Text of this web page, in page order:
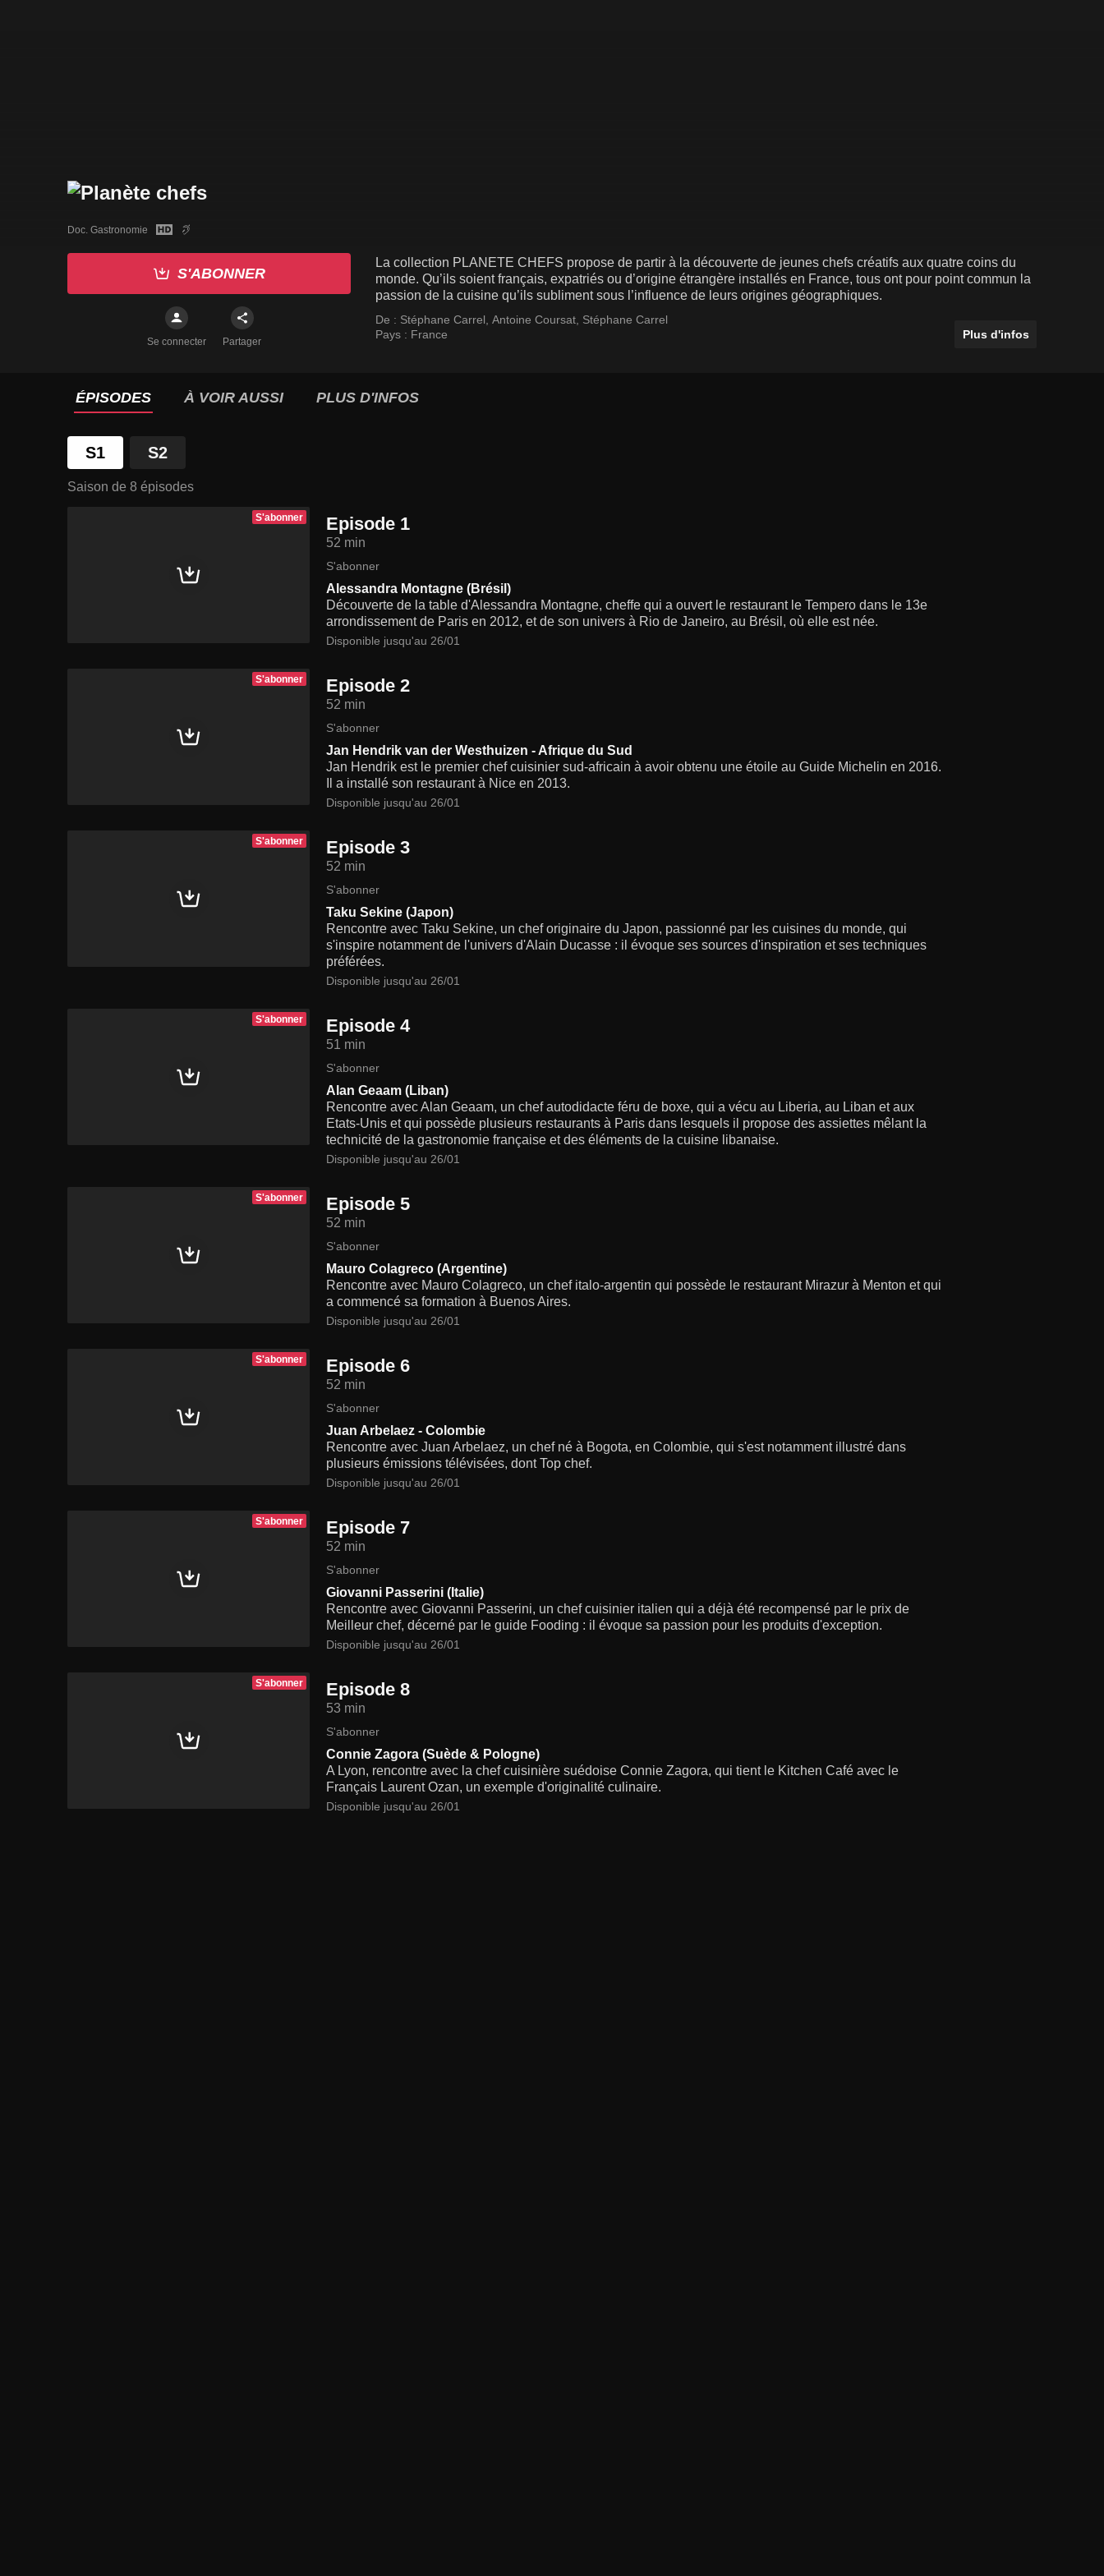
Doc. Gastronomie
S'ABONNER
Se connecter Partager
La collection PLANETE CHEFS propose de partir à la découverte de jeunes chefs créatifs aux quatre coins du
monde. Qu’ils soient français, expatriés ou d’origine étrangère installés en France, tous ont pour point commun la
passion de la cuisine qu’ils subliment sous l’influence de leurs origines géographiques.
De : Stéphane Carrel Antoine Coursat Stéphane Carrel
Pays : France Plus d'infos
ÉPISODES À VOIR AUSSI PLUS D'INFOS
S1 S2
Saison de 8 épisodes
S'abonner Episode 1
52 min
S'abonner
Alessandra Montagne (Brésil)
Découverte de la table d'Alessandra Montagne, cheffe qui a ouvert le restaurant le Tempero dans le 13e
arrondissement de Paris en 2012, et de son univers à Rio de Janeiro, au Brésil, où elle est née.
Disponible jusqu'au 26/01
S'abonner Episode 2
52 min
S'abonner
Jan Hendrik van der Westhuizen - Afrique du Sud
Jan Hendrik est le premier chef cuisinier sud-africain à avoir obtenu une étoile au Guide Michelin en 2016.
Il a installé son restaurant à Nice en 2013.
Disponible jusqu'au 26/01
S'abonner Episode 3
52 min
S'abonner
Taku Sekine (Japon)
Rencontre avec Taku Sekine, un chef originaire du Japon, passionné par les cuisines du monde, qui
s'inspire notamment de l'univers d'Alain Ducasse : il évoque ses sources d'inspiration et ses techniques
préférées.
Disponible jusqu'au 26/01
S'abonner Episode 4
51 min
S'abonner
Alan Geaam (Liban)
Rencontre avec Alan Geaam, un chef autodidacte féru de boxe, qui a vécu au Liberia, au Liban et aux
Etats-Unis et qui possède plusieurs restaurants à Paris dans lesquels il propose des assiettes mêlant la
technicité de la gastronomie française et des éléments de la cuisine libanaise.
Disponible jusqu'au 26/01
S'abonner Episode 5
52 min
S'abonner
Mauro Colagreco (Argentine)
Rencontre avec Mauro Colagreco, un chef italo-argentin qui possède le restaurant Mirazur à Menton et qui
a commencé sa formation à Buenos Aires.
Disponible jusqu'au 26/01
S'abonner Episode 6
52 min
S'abonner
Juan Arbelaez - Colombie
Rencontre avec Juan Arbelaez, un chef né à Bogota, en Colombie, qui s'est notamment illustré dans
plusieurs émissions télévisées, dont Top chef.
Disponible jusqu'au 26/01
S'abonner Episode 7
52 min
S'abonner
Giovanni Passerini (Italie)
Rencontre avec Giovanni Passerini, un chef cuisinier italien qui a déjà été recompensé par le prix de
Meilleur chef, décerné par le guide Fooding : il évoque sa passion pour les produits d'exception.
Disponible jusqu'au 26/01
S'abonner Episode 8
53 min
S'abonner
Connie Zagora (Suède & Pologne)
A Lyon, rencontre avec la chef cuisinière suédoise Connie Zagora, qui tient le Kitchen Café avec le
Français Laurent Ozan, un exemple d'originalité culinaire.
Disponible jusqu'au 26/01